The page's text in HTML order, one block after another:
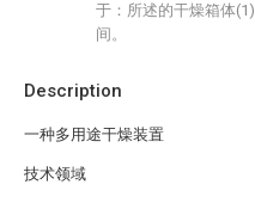
Description
一种多用途干燥装置
技术领域
于：所述的干燥箱体
间。